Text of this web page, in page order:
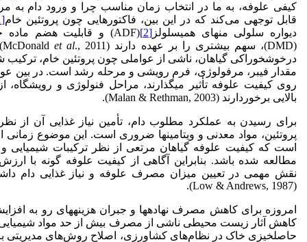
کیفی علوفه، به ما در انتخاب زمان مناسب چرا و ورود دام به
قابل توجهی می‌کند که در این بین، فاکتورهایی چون پروتئین خام[1]
دیواره سلولی منهای همی­سلولز[2]
(ADF) و قابلیت هضم ماده خشک
(DMD)، سهم بیشتری را بر عهده دارند (McDonald
et al
درخوش­خوراکی گیاهان، ناشی از عواملی چون پروتئین خام، ترکیب
مقدار فیبر، مرفولوژی، فرم رویشی و مرحله رشد است. در بین
روی کیفیت علوفه تأثیر می­گذارند، مراحل فنولوژی و رویشگاه،
بالایی برخوردارند (Malan & Rethman, 2003).
برای رسیدن به عملکرد مطلوب دام، تأمین نیاز غذایی آن از
پروتئین، مواد معدنی و ویتامین­ها ضروری است. این موضوع زمانی
است که کیفیت علوفه گیاهان مرتعی از نظر ترکیبات شیمیایی
مطالعه شده باشد. بنابراین آگاهی از کیفیت علوفه گونه با ارزش
نقش مهمی در تعیین میزان مصرف علوفه و نیاز غذایی دام
(Low & Andrews, 1987).
امروزه برای کاهش مصرف نهاده­ها و جبران هزینه­های رو به
کاهش آثار زیست محیطی ناشی از مصرف بیش از حد مواد
حاصلخیزی خاک در نظام‌های کشاورزی، اصلاح روش‌های مدیریتی